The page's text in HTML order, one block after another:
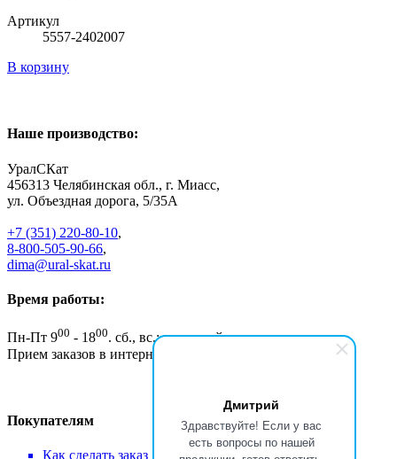
Дмитрий
Здравствуйте! Если у вас
есть вопросы по нашей
Артикул
5557-2402007
В корзину
Наше производство:
УралСКат
456313 Челябинская обл., г. Миасс,
ул. Объездная дорога, 5/35А
+7 (351) 220-80-10,
8-800-505-90-66,
dima@ural-skat.ru
Время работы:
Пн-Пт 900 - 1800. сб., вс.: выходной
Прием заказов в интернет магазине - круглосуточно
Покупателям
Как сделать заказ